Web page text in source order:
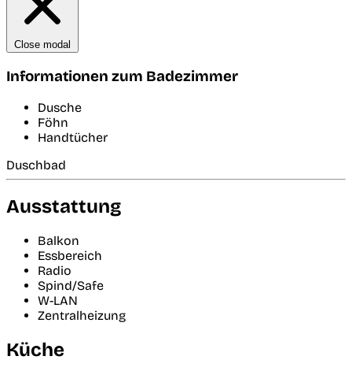
Close modal
Informationen zum Badezimmer
Dusche
Föhn
Handtücher
Duschbad
Ausstattung
Balkon
Essbereich
Radio
Spind/Safe
W-LAN
Zentralheizung
Küche